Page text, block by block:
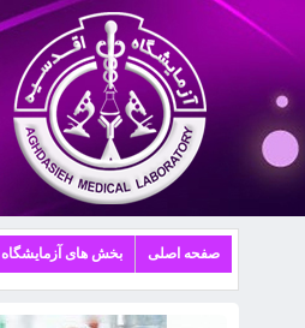
صفحه اصلی بخش های آزمایشگاه